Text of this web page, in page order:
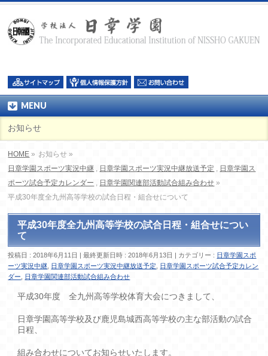
MENU
お知らせ
HOME » お知らせ »
日章学園スポーツ実況中継
日章学園スポーツ実況中継放送予定
日章学園ス
ポーツ試合予定カレンダー
日章学園関連部活動試合組み合わせ »
平成30年度全九州高等学校の試合日程・組合せについて
平成30年度全九州高等学校の試合日程・組合せについ
て
投稿日 : 2018年6月11日 最終更新日時 : 2018年6月13日 カテゴリー : 日章学園スポ
ーツ実況中継 日章学園スポーツ実況中継放送予定
日章学園スポーツ試合予定カレン
ダー
日章学園関連部活動試合組み合わせ
平成30年度 全九州高等学校体育大会につきまして、
日章学園高等学校及び鹿児島城西高等学校の主な部活動の試合
日程、
組み合わせについてお知らせいたします。